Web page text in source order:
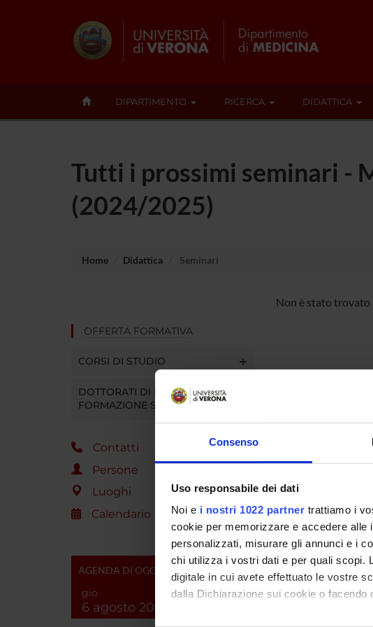
Consenso
Uso responsabile dei dati
Noi e i nostri 1022 partner trattiamo i
cookie per memorizzare e accedere
personalizzati, misurare gli annunci e i
chi utilizza i vostri dati e per quali scopi.
digitale in cui avete effettuato le vostre
dalla Dichiarazione sui cookie o
DIPARTIMENTO RICERCA DIDATTICA
Tutti i prossimi seminari -
(2024/2025)
Home Didattica Seminari
OFFERTA FORMATIVA
CORSI DI STUDIO
DOTTORATI DI RICERCA E
FORMAZIONE SUPERIORE
Contatti
Persone
Luoghi
Calendario
AGENDA DI OGGI
gio
6 agosto 2026
Non è stato trovato